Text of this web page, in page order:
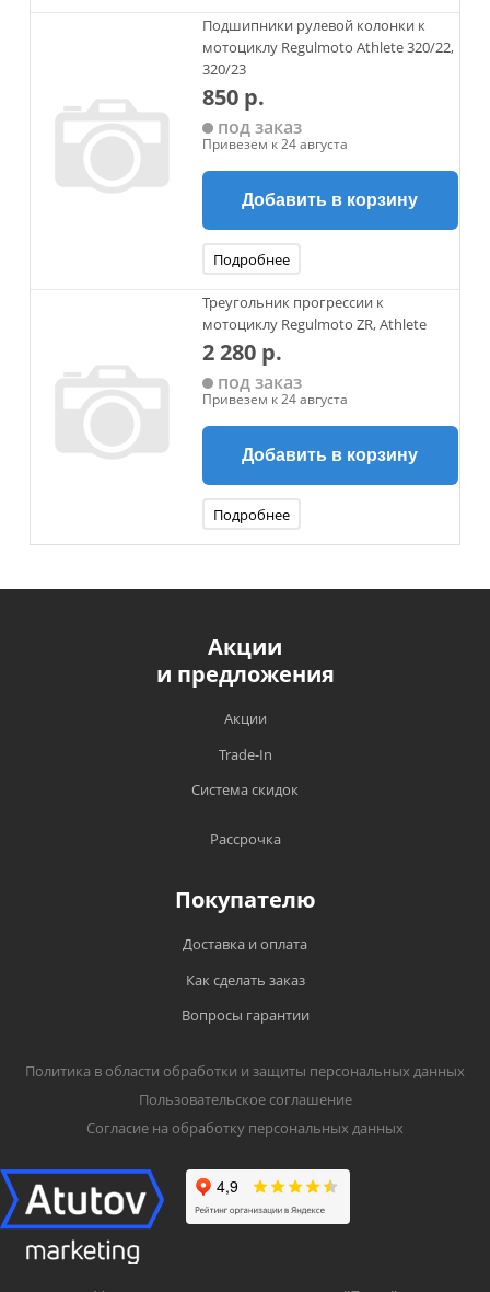
Подшипники рулевой колонки к
мотоциклу Regulmoto Athlete 320/22,
320/23
850 р.
под заказ
Привезем к 24 августа
Добавить в корзину
Подробнее
Треугольник прогрессии к
мотоциклу Regulmoto ZR, Athlete
2 280 р.
под заказ
Привезем к 24 августа
Добавить в корзину
Подробнее
Акции
и предложения
Акции
Trade-In
Система скидок
Рассрочка
Покупателю
Доставка и оплата
Как сделать заказ
Вопросы гарантии
Политика в области обработки и защиты персональных данных
Пользовательское соглашение
Согласие на обработку персональных данных